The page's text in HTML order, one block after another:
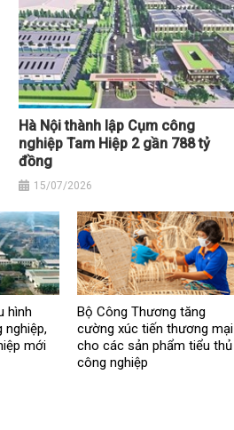
Hà Nội thành lập Cụm công
nghiệp Tam Hiệp 2 gần 788 tỷ
đồng
15/07/2026
hình
nghiệp,
mới
Bộ Công Thương tăng
cường xúc tiến thương mại
cho các sản phẩm tiểu thủ
công nghiệp